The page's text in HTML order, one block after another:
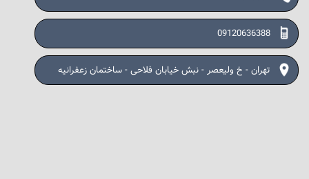
09120636388
تهران - خ ولیعصر - نبش خیابان فلاحی - ساختمان زعفرانیه